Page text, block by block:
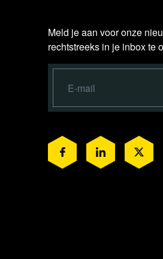
Meld je aan voor onze
rechtstreeks in je inbox te